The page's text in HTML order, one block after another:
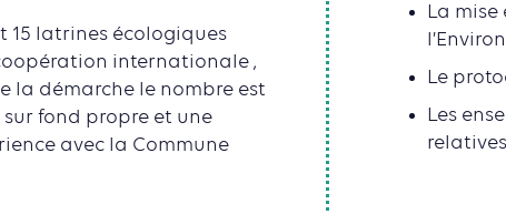
15 latrines écologiques
internationale ,
la démarche le nombre est
fond propre et une
avec la Commune
La
Le
Les